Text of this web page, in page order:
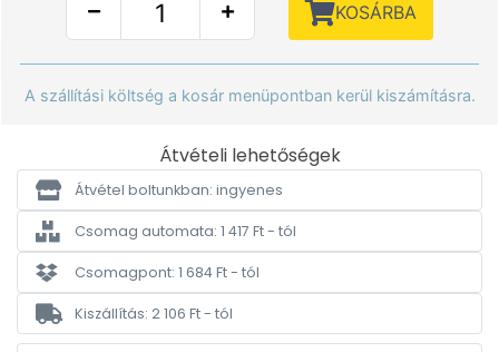
KOSÁRBA
A szállítási költség a kosár menüpontban kerül kiszámításra.
Átvételi lehetőségek
Átvétel boltunkban: ingyenes
Csomag automata: 1 417 Ft - tól
Csomagpont: 1 684 Ft - tól
Kiszállítás: 2 106 Ft - tól